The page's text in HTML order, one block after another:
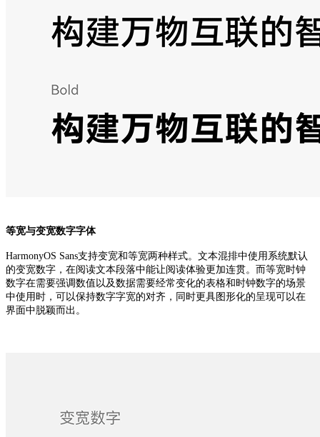
等宽与变宽数字字体
HarmonyOS Sans支持变宽和等宽两种样式。文本混排中使用系统默认
的变宽数字，在阅读文本段落中能让阅读体验更加连贯。而等宽时钟
数字在需要强调数值以及数据需要经常变化的表格和时钟数字的场景
中使用时，可以保持数字字宽的对齐，同时更具图形化的呈现可以在
界面中脱颖而出。